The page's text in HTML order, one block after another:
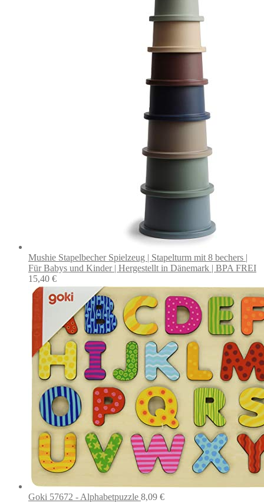
Mushie Stapelbecher Spielzeug | Stapelturm mit 8 bechers |
Für Babys und Kinder | Hergestellt in Dänemark | BPA FREI
15,40 €
Goki 57672 - Alphabetpuzzle 8,09 €